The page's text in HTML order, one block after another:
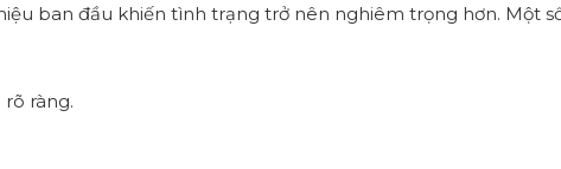
ban đầu khiến tình trạng trở nên nghiêm trọng hơn. Một
ràng.